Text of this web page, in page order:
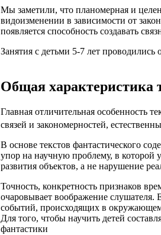
Мы заметили, что планомерная и
видоизменении в зависимости от
появляется способность создавать
Занятия с детьми 5-7 лет
Общая характеристика
Главная отличительная особенность
связей и закономерностей,
В основе текстов фантастического
упор на научную проблему, в которой
развития объектов, а не нарушение
Точность, конкретность признаков
очаровывает воображение слушателя.
событий, происходящих в окружающем
Для того, чтобы научить детей
фантастики